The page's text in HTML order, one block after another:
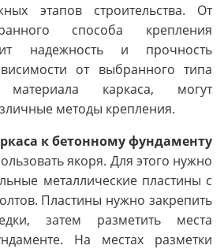
этапов строительства. От
способа крепления
надежность и прочность
от выбранного типа
каркаса, могут
методы крепления.
к бетонному фундаменту
якоря. Для этого нужно
металлические пластины с
Пластины нужно закрепить
затем разметить места
На местах разметки